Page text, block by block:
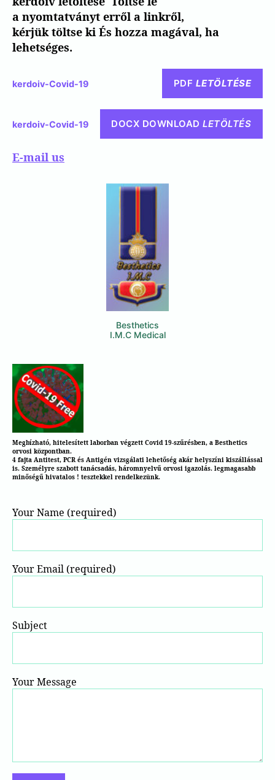
a nyomtatványt erről a linkről,
kérjük töltse ki És hozza magával, ha
lehetséges.
kerdoiv-Covid-19 PDF LETÖLTÉSE
kerdoiv-Covid-19 DOCX DOWNLOADLETÖLTÉS
E-mail us
Besthetics
I.M.C Medical
Megbízható, hitelesített laborban végzett Covid 19-szűrésben, a Besthetics
orvosi központban.
4 fajta Antitest, PCR és Antigén vizsgálati lehetőség akár helyszíni kiszállással
is. Személyre szabott tanácsadás, háromnyelvű orvosi igazolás. legmagasabb
minőségű hivatalos ! tesztekkel rendelkezünk.
Your Name (required)
Your Email (required)
Subject
Your Message